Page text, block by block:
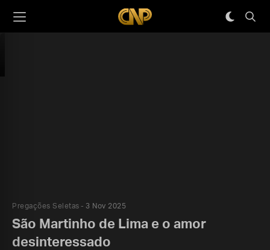
Pregações Seletas 3 Nov 2025
São Martinho de Lima e o amor
desinteressado